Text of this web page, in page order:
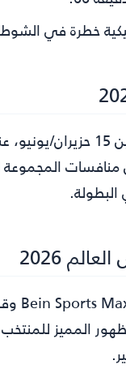
خطرة في الشوط
وذلك ضمن
2026
المميز